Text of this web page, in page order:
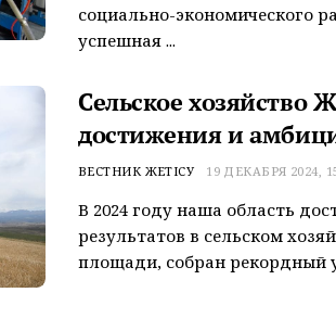
социально-экономического
успешная ...
Сельское хозяйство
достижения и
ВЕСТНИК ЖЕТІСУ 19 ДЕКАБРЯ 2024,
В 2024 году наша область
результатов в сельском
площади, собран рекордный